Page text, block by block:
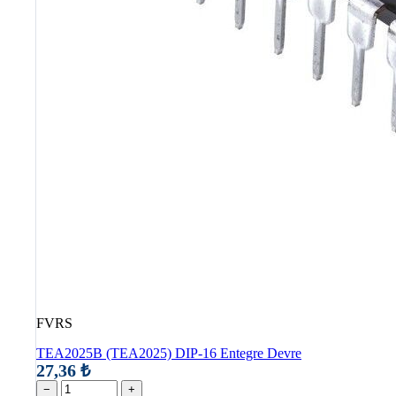
FVRS
TEA2025B (TEA2025) DIP-16 Entegre Devre
27,36 ₺
− +